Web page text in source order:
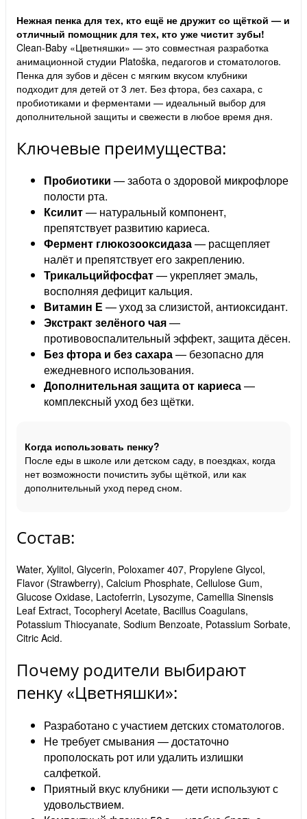
Нежная пенка для тех, кто ещё не дружит со щёткой — и
отличный помощник для тех, кто уже чистит зубы!
Clean-Baby «Цветняшки» — это совместная разработка
анимационной студии Platoška, педагогов и стоматологов.
Пенка для зубов и дёсен с мягким вкусом клубники
подходит для детей от 3 лет. Без фтора, без сахара, с
пробиотиками и ферментами — идеальный выбор для
дополнительной защиты и свежести в любое время дня.
Ключевые преимущества:
Пробиотики — забота о здоровой микрофлоре
полости рта.
Ксилит— натуральный компонент,
препятствует развитию кариеса.
Фермент глюкозооксидаза— расщепляет
налёт и препятствует его закреплению.
Трикальцийфосфат— укрепляет эмаль,
восполняя дефицит кальция.
Витамин Е — уход за слизистой, антиоксидант.
Экстракт зелёного чая—
противовоспалительный эффект, защита дёсен.
Без фтора и без сахара— безопасно для
ежедневного использования.
Дополнительная защита от кариеса—
комплексный уход без щётки.
Когда использовать пенку?
После еды в школе или детском саду, в поездках, когда
нет возможности почистить зубы щёткой, или как
дополнительный уход перед сном.
Состав:
Water, Xylitol, Glycerin, Poloxamer 407, Propylene Glycol,
Flavor (Strawberry), Calcium Phosphate, Cellulose Gum,
Glucose Oxidase, Lactoferrin, Lysozyme, Camellia Sinensis
Leaf Extract, Tocopheryl Acetate, Bacillus Coagulans,
Potassium Thiocyanate, Sodium Benzoate, Potassium Sorbate,
Citric Acid.
Почему родители выбирают
пенку «Цветняшки»:
Разработано с участием детских стоматологов.
Не требует смывания — достаточно
прополоскать рот или удалить излишки
салфеткой.
Приятный вкус клубники — дети используют с
удовольствием.